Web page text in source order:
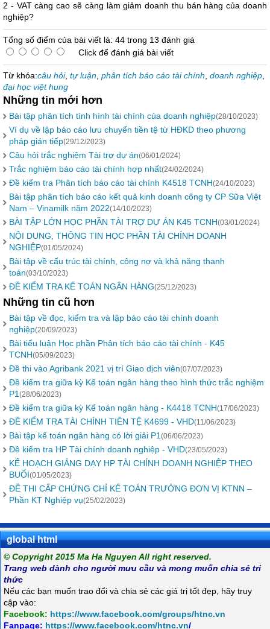
2 - VAT càng cao sẽ càng làm giảm doanh thu bán hàng của doanh
nghiệp?
Tổng số điểm của bài viết là: 44 trong 13 đánh giá
Click để đánh giá bài viết
Từ khóa:câu hỏi, tự luận phân tích báo cáo tài chính doanh nghiệp
đại học việt hung
Những tin mới hơn
Bài tập phân tích tình hình tài chính của doanh nghiệp(28/10/2023)
Ví dụ về lập báo cáo lưu chuyển tiền tệ từ HĐKD theo phương
pháp gián tiếp(29/12/2023)
Câu hỏi trắc nghiệm Tài trợ dự án(06/01/2024)
Trắc nghiệm báo cáo tài chính hợp nhất(24/02/2024)
Đề kiểm tra Phân tích báo cáo tài chính K4518 TCNH(24/10/2023)
Bài tập phân tích báo cáo kết quả kinh doanh công ty CP Sữa Việt
Nam – Vinamilk năm 2022(14/10/2023)
BÀI TẬP LỚN HỌC PHẦN TÀI TRỢ DỰ ÁN K45 TCNH(03/01/2024)
NỘI DUNG, THÔNG TIN HỌC PHẦN TÀI CHÍNH DOANH
NGHIỆP(01/05/2024)
Bài tập về cấu trúc tài chính, công nợ và khả năng thanh
toán(03/10/2023)
ĐỀ KIỂM TRA KẾ TOÁN NGÂN HÀNG(25/12/2023)
Những tin cũ hơn
Bài tập về đọc, kiểm tra và lập báo cáo tài chính doanh
nghiệp(20/09/2023)
Bài tiểu luận Học phần Phân tích báo cáo tài chính - K45
TCNH(05/09/2023)
Đề thi vào Agribank 2021 vị trí Giao dịch viên(07/07/2023)
Đề kiểm tra giữa kỳ Kế toán ngân hàng theo hình thức trắc nghiệm
P1 (28/06/2023)
Đề kiểm tra giữa kỳ Kế toán ngân hàng - K4418 TCNH(17/06/2023)
ĐỀ KIỂM TRA TÀI CHÍNH TIỀN TỆ K4699 - VHD(11/06/2023)
Bài tập kế toán ngân hàng có lời giải P1 (06/06/2023)
Đề kiểm tra HP Tài chính doanh nghiệp - VHD(23/05/2023)
KẾ HOẠCH GIẢNG DẠY HP TÀI CHÍNH DOANH NGHIỆP THEO
BUỔI(01/05/2023)
ĐỀ THI CẤP CHỨNG CHỈ KẾ TOÁN TRƯỞNG ĐƠN VỊ KTNN –
Phần KT Nghiệp vụ(25/02/2023)
global html
© Copyright 2015 Ma Ha Nguyen All right reserved.
Trang web dành cho người mưu cầu và mong muốn chia sẻ tri
thức
Nếu các bạn muốn trao đổi và chia sẻ các giá trị tốt đẹp, hãy truy
cập vào:
Facebook: https://www.facebook.com/groups/htnc.vn
Fanpage: https://www.facebook.com/htnc.vn/